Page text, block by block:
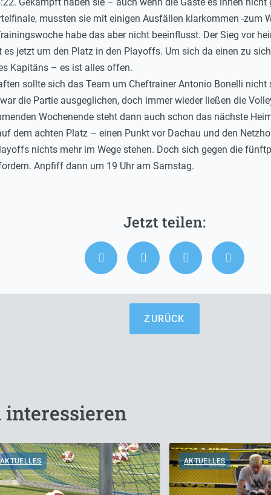
Gekämpft haben sie – auch wenn die Gäste es ihnen
mussten sie mit einigen Ausfällen klarkommen -zum
habe das aber nicht beeinflusst. Der Sieg vor
es jetzt um den Platz in den Playoffs. Um sich da einen zu
Kapitäns – es ist alles offen.
sollte sich das Team um Cheftrainer Antonio Bonelli nicht
die Partie ausgeglichen, doch immer wieder ließen die
Wochenende steht dann auch schon das nächste
dem achten Platz – einen Punkt vor Dachau und den
nichts mehr im Wege stehen. Doch sich gegen die
Anpfiff dann um 19 Uhr am Samstag.
ZURÜCK
interessieren
AKTUELLES AKTUELLES